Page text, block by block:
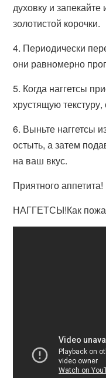
духовку и
золотистой корочки.
4. Периодически
они равномерно
5. Когда наггетсы
хрустящую
6. Выньте наггетсы
остыть, а затем
на ваш вкус.
Приятного аппетита!
НАГГЕТСЫ!Как